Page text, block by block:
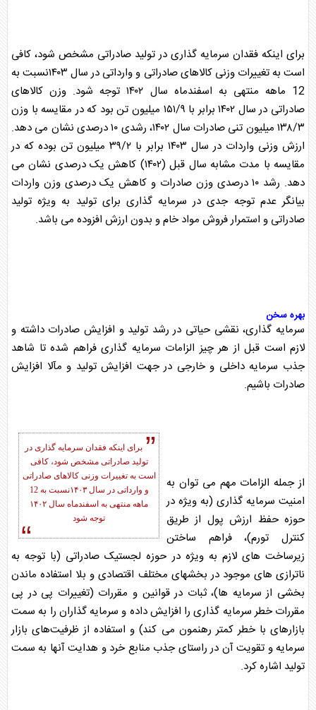
برای اینکه فقدان سرمایه گذاری درتولید صادراتی مشخص شود، کافی
است به تغییرات وزنی کالاهایصادرات
ی و وارداتی در سال ۱۴۰۳نسبت به
12 ماهه منتهی به اسفندماه سال ۱۴۰۲ توجه شود. وزن کالاهای
صادرات
ی در سال ۱۴۰۲ برابر با ۱۵۱/۹ میلیون تن بود که در مقایسه با وزن
۱۳۸/۳ میلیون تنی
صادرات
سال ۱۴۰۲، رشدی ۱۰ درصدی نشان می دهد.
ارزش وزنی واردات در سال ۱۴۰۳ برابر با ۳۹/۲ میلیون تن بوده که در
مقایسه با مدت مشابه سال قبل (۱۴۰۲) کاهش یک درصدی نشان می
دهد. رشد ۱۰ درصدی وزن
صادرات و کاهش یک درصدی وزن واردات
بیانگر عدم توجه جدی در سرمایه گذاری برایتولید به ویژه تولید
صادراتی و استمرار فروش مواد خام و بدون ارزش افزوده می باشد.
بهره سخن
سرمایه گذاری، نقشی حیاتی در رشد تولید و افزایش صادرات داشته و
لازم است قبل از هر چیز الزامات سرمایه گذاری فراهم شده تا شاهد
جذب سرمایه داخلی و خارجی در جهت افزایشتولید و مآلا افزایش
صادرات باشیم.
برای اینکه فقدان سرمایه گذاری در
تولید صادراتی مشخص شود، کافی
است به تغییرات وزنی کالاهایصادراتی
و وارداتی در سال ۱۴۰۳نسبت به 12
ماهه منتهی به اسفندماه سال ۱۴۰۲
توجه شود
از جمله الزامات مهم می توان به
امنیت سرمایه گذاری (به ویژه در
حوزه حفظ ارزش پول از طریق
کنترل تورم)، فراهم ساختن
زیرساخت های لازم به ویژه در حوزه لجستیک صادراتی (با توجه به
ناترازی های موجود در بخشهای مختلف اقتصادی و بلا استفاده ماندن
بخشی از سرمایه ها)، ثبات در قوانین و مقررات (تغییرات پی در پی
مقررات خطرسرمایه گذاریرا افزایش داده و سرمایه گذاران را به سمت
بازارهای با خطر کمتر رهنمون می کند) و استفاده از ظرفیت‌های بازار
سرمایه و تقویت آن در راستای جذب منابع خرد و هدایت آنها به سمت
تولید اشاره کرد.